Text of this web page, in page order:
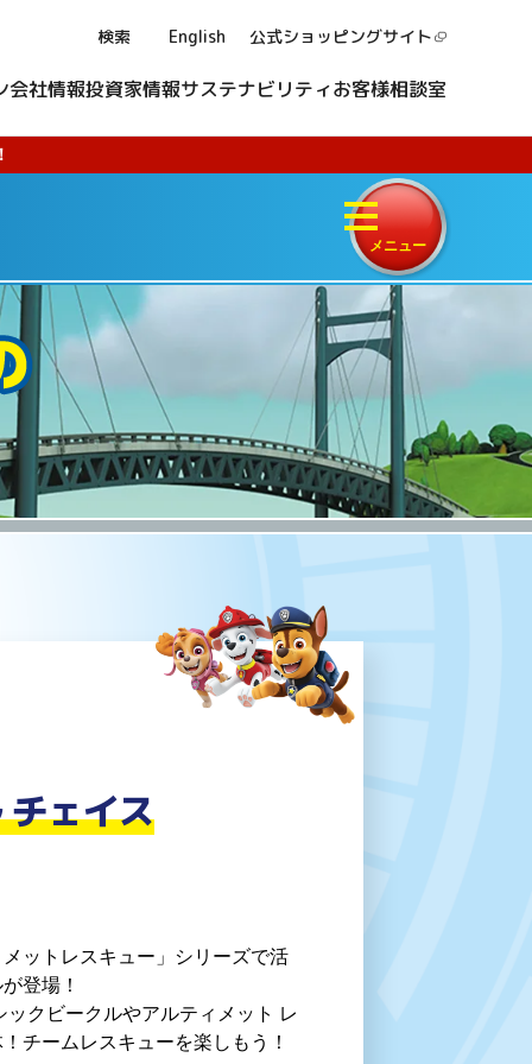
検索 English 公式ショッピングサイト
会社情報投資家情報サステナビリティお客様相談室
ェイス
ットレスキュー」シリーズで活
登場！
クビークルやアルティメット レ
チームレスキューを楽しもう！